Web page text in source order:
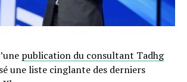
publication du consultant Tadhg
une liste cinglante des derniers